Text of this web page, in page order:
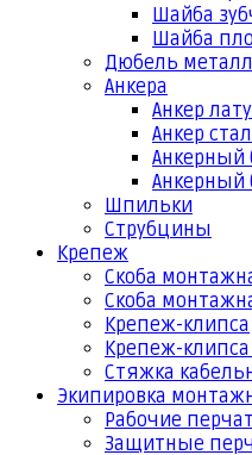
Шайба
Шайба
Дюбель
Анкера
Анкер
Анкер
Анкерный
Анкерный
Шпильки
Струбцины
Крепеж
Скоба
Скоба
Крепеж-клипса
Крепеж-
Стяжка
Экипировка
Рабочие
Защитные